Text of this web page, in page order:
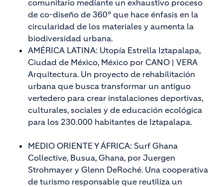
comunitario mediante un exhaustivo proceso
de co-diseño de 360° que hace énfasis en la
circularidad de los materiales y aumenta la
biodiversidad urbana.
AMÉRICA LATINA: Utopía Estrella Iztapalapa,
Ciudad de México, México por CANO | VERA
Arquitectura. Un proyecto de rehabilitación
urbana que busca transformar un antiguo
vertedero para crear instalaciones deportivas,
culturales, sociales y de educación ecológica
para los 230.000 habitantes de Iztapalapa.
MEDIO ORIENTE Y ÁFRICA: Surf Ghana
Collective, Busua, Ghana, por Juergen
Strohmayer y Glenn DeRoché. Una cooperativa
de turismo responsable que reutiliza un